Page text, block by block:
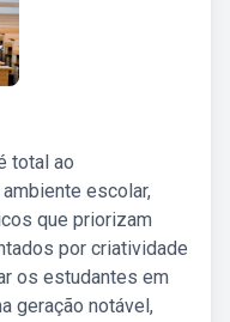
total ao
escolar,
que priorizam
por criatividade
os estudantes em
geração notável,